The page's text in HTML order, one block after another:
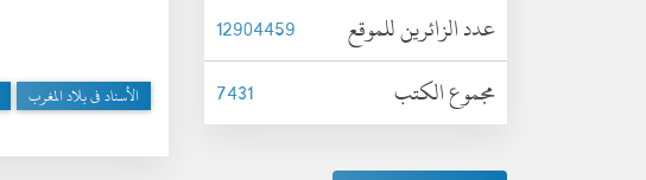
الأسناد فى بلاد المغرب
عدد الزائرين للموقع
12904459
مجموع الكتب
7431